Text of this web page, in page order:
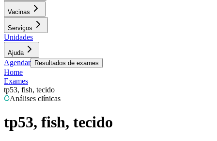
Vacinas
Serviços
Unidades
Ajuda
Agendar Resultados de exames
Home
Exames
tp53, fish, tecido
Análises clínicas
tp53, fish, tecido